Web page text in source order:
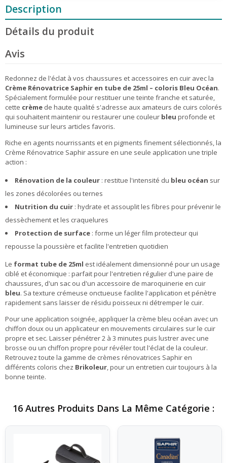
Description
Détails du produit
Avis
Redonnez de l'éclat à vos chaussures et accessoires en cuir avec la
Crème Rénovatrice Saphir en tube de 25ml – coloris Bleu Océan.
Spécialement formulée pour restituer une teinte franche et saturée,
cette crème de haute qualité s'adresse aux amateurs de cuirs colorés
qui souhaitent maintenir ou restaurer une couleur bleu profonde et
lumineuse sur leurs articles favoris.
Riche en agents nourrissants et en pigments finement sélectionnés, la
Crème Rénovatrice Saphir assure en une seule application une triple
action :
Rénovation de la couleur : restitue l'intensité du bleu océan sur
les zones décolorées ou ternes
Nutrition du cuir : hydrate et assouplit les fibres pour prévenir le
dessèchement et les craquelures
Protection de surface : forme un léger film protecteur qui
repousse la poussière et facilite l'entretien quotidien
Le format tube de 25ml est idéalement dimensionné pour un usage
ciblé et économique : parfait pour l'entretien régulier d'une paire de
chaussures, d'un sac ou d'un accessoire de maroquinerie en cuir
bleu. Sa texture crémeuse onctueuse facilite l'application et pénètre
rapidement sans laisser de résidu poisseux ni détremper le cuir.
Pour une application soignée, appliquer la crème bleu océan avec un
chiffon doux ou un applicateur en mouvements circulaires sur le cuir
propre et sec. Laisser pénétrer 2 à 3 minutes puis lustrer avec une
brosse ou un chiffon propre pour révéler tout l'éclat de la couleur.
Retrouvez toute la gamme de crèmes rénovatrices Saphir en
différents coloris chez Brikoleur, pour un entretien cuir toujours à la
bonne teinte.
16 Autres Produits Dans La Même Catégorie :